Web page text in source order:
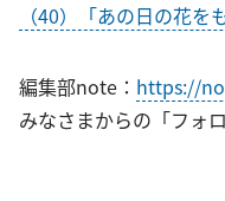
（40）「あの日の花を
編集部note： https://
みなさまからの「フォ